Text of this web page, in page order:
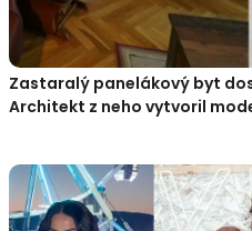
Zastaralý panelákový byt
Architekt z neho vytvoril